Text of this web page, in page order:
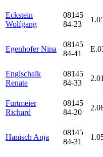
Eckstein
Wolfgang
08145
84-23
Egenhofer Nina
08145
84-41
Englschalk
Renate
08145
84-33
2.01
Furtmeier
Richard
08145
84-20
Hanisch Anja
08145
84-31